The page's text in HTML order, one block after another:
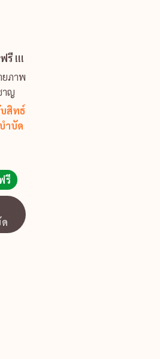
รี !!!
ยภาพ
าญ
สิทธ์
ำบัด
รี